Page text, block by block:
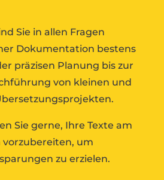
Sie in allen Fragen
Dokumentation bestens
präzisen Planung bis zur
von kleinen und
Sie gerne, Ihre Texte am
vorzubereiten, um
zu erzielen.